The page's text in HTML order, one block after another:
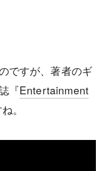
ですが、著者のギ
『Entertainment
。